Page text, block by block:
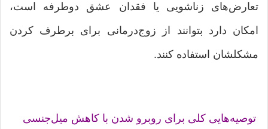
تعارض‌های زناشویی یا فقدان عشق دوطرفه است،
امکان دارد بتوانند از زوج‌درمانی برای برطرف کردن
مشكلشان استفاده کنند.
توصیه‌هایی کلی برای روبرو شدن با کاهش میل‌جنسی